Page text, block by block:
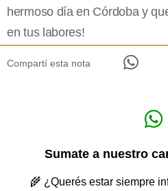
hermoso día en Córdoba y
en tus labores!
Compartí esta nota
Sumate a nuestro
🌾 ¿Querés estar siempre